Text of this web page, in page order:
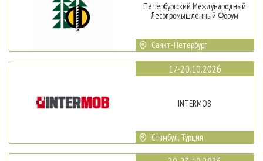
Петербургский Международный
Лесопромышленный Форум
Санкт-Петербург
17-20.10.2026
INTERMOB
Стамбул, Турция